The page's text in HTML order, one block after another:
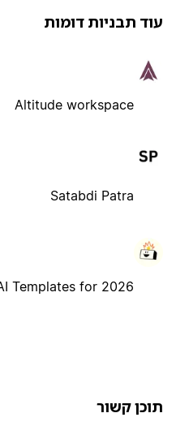
תבניות דומות
Altitude workspace
Satabdi Patra
AI Templates for 2026
קשור